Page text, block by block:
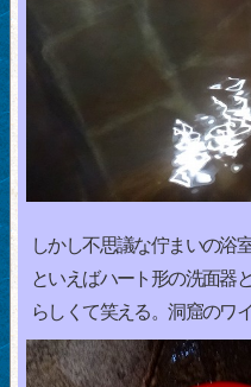
しかし不思議な佇まいの浴
といえばハート形の洗面器
らしくて笑える。洞窟のワ